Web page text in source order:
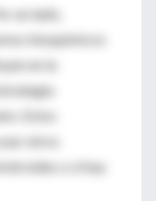
un lado,
bioquímicos
en la
Estos
otros
o si hay